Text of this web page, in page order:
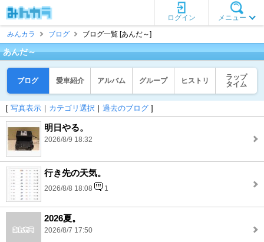
メニュー
ログイン
みんカラ
ブログ ブログ一覧 [あんだ～]
あんだ～
ブログ 愛車紹介 アルバム グループ ヒストリ
ラップ
タイム
[ 写真表示 ｜ カテゴリ選択 ｜ 過去のブログ ]
明日やる。
2026/8/9 18:32
行き先の天気。
2026/8/8 18:08 1
2026夏。
2026/8/7 17:50